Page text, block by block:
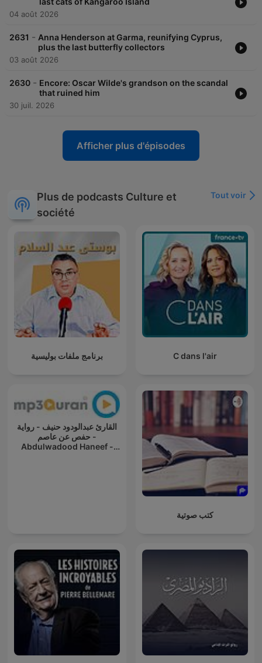
04 août 2026
2631 - Anna Henderson at Garma, reunifying Cyprus,
plus the last butterfly collectors
03 août 2026
2630 - Encore: Oscar Wilde's grandson on the scandal
that ruined him
30 juil. 2026
Afficher plus d'épisodes
Plus de podcasts Culture et
société
Tout voir
برنامج ملفات بوليسية C dans l'air
القارئ عبدالودود حنيف - رواية
حفص عن عاصم -
Abdulwadood Haneef -
كتب صوتية